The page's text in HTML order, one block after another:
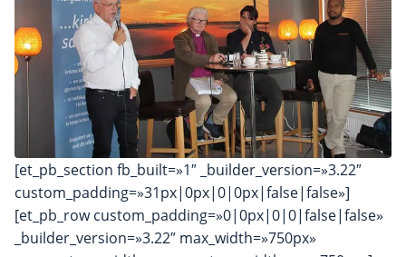
[et_pb_section fb_built=»1″ _builder_version=»3.22″
custom_padding=»31px|0px|0|0px|false|false»]
[et_pb_row custom_padding=»0|0px|0|0|false|false»
_builder_version=»3.22″ max_width=»750px»